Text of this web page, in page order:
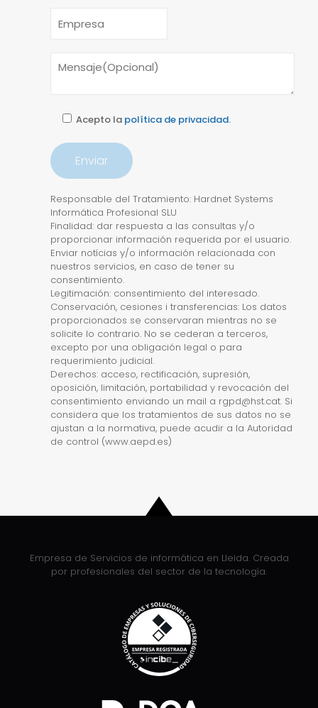
Acepto la política de privacidad.
Responsable del Tratamiento: Hardnet Systems
Informática Profesional SLU
Finalidad: dar respuesta a las consultas y/o
proporcionar información requerida por el usuario.
Enviar notícias y/o información relacionada con
nuestros servicios, en caso de tener su
consentimiento.
Legitimación: consentimiento del interesado.
Conservación, cesiones i transferencias: Los datos
proporcionados se conservaran mientras no se
solicite lo contrario. No se cederan a terceros,
excepto por una obligación legal o para
requerimiento judicial.
Derechos: acceso, rectificación, supresión,
oposición, limitación, portabilidad y revocación del
consentimiento enviando un mail a rgpd@hst.cat. Si
considera que los tratamientos de sus datos no se
ajustan a la normativa, puede acudir a la Autoridad
de control (www.aepd.es)
Empresa de Servicios de informática en Lleida. Creada
por profesionales del sector de la tecnología.